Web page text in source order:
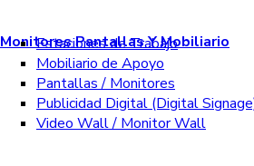
Monitores Pantallas Y Mobiliario
Estaciones de Trabajo
Mobiliario de Apoyo
Pantallas / Monitores
Publicidad Digital (Digital
Video Wall / Monitor Wall